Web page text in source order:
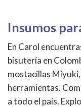
Insumos
En Carol
bisutería en
mostacillas
herramientas.
a todo el país.